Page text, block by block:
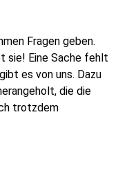
Fragen geben.
sie! Eine Sache fehlt
es von uns. Dazu
die die
trotzdem